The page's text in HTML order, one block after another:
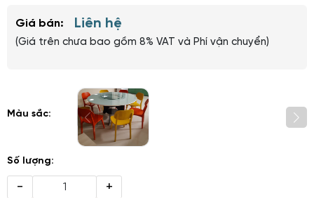
Giá bán: Liên hệ
(Giá trên chưa bao gồm 8% VAT và Phí vận chuyển)
Màu sắc:
Số lượng:
- +